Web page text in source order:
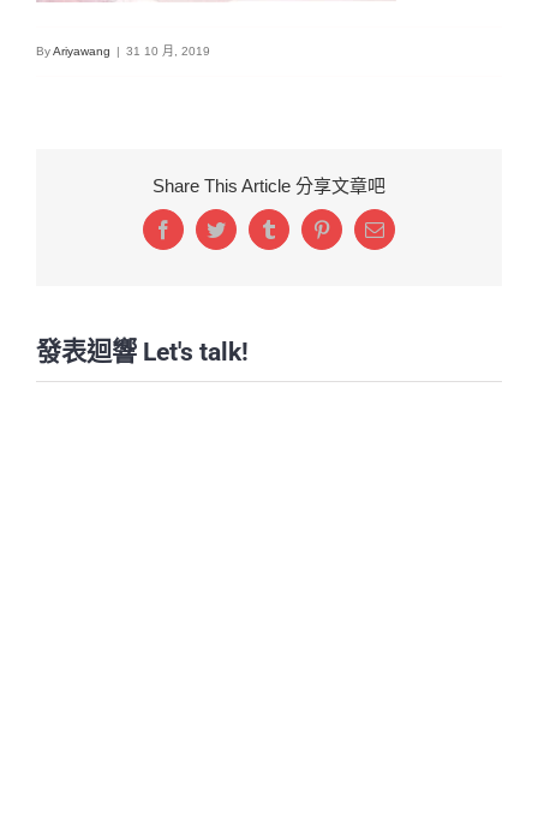
ByAriyawang | 31 10 月, 2019
Share This Article 分享文章吧
FacebookTwitterTumblrPinterestEmail:
發表迴響 Let's talk!